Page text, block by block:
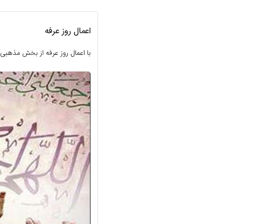
اعمال روز عرفه
با اعمال روز عرفه از بخش مذهبی